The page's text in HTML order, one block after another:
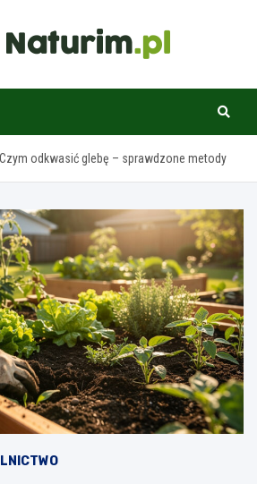
Czym odkwasić glebę – sprawdzone metody